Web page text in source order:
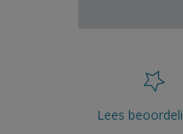
Lees